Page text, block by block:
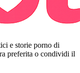
e storie porno di
preferita o condividi il